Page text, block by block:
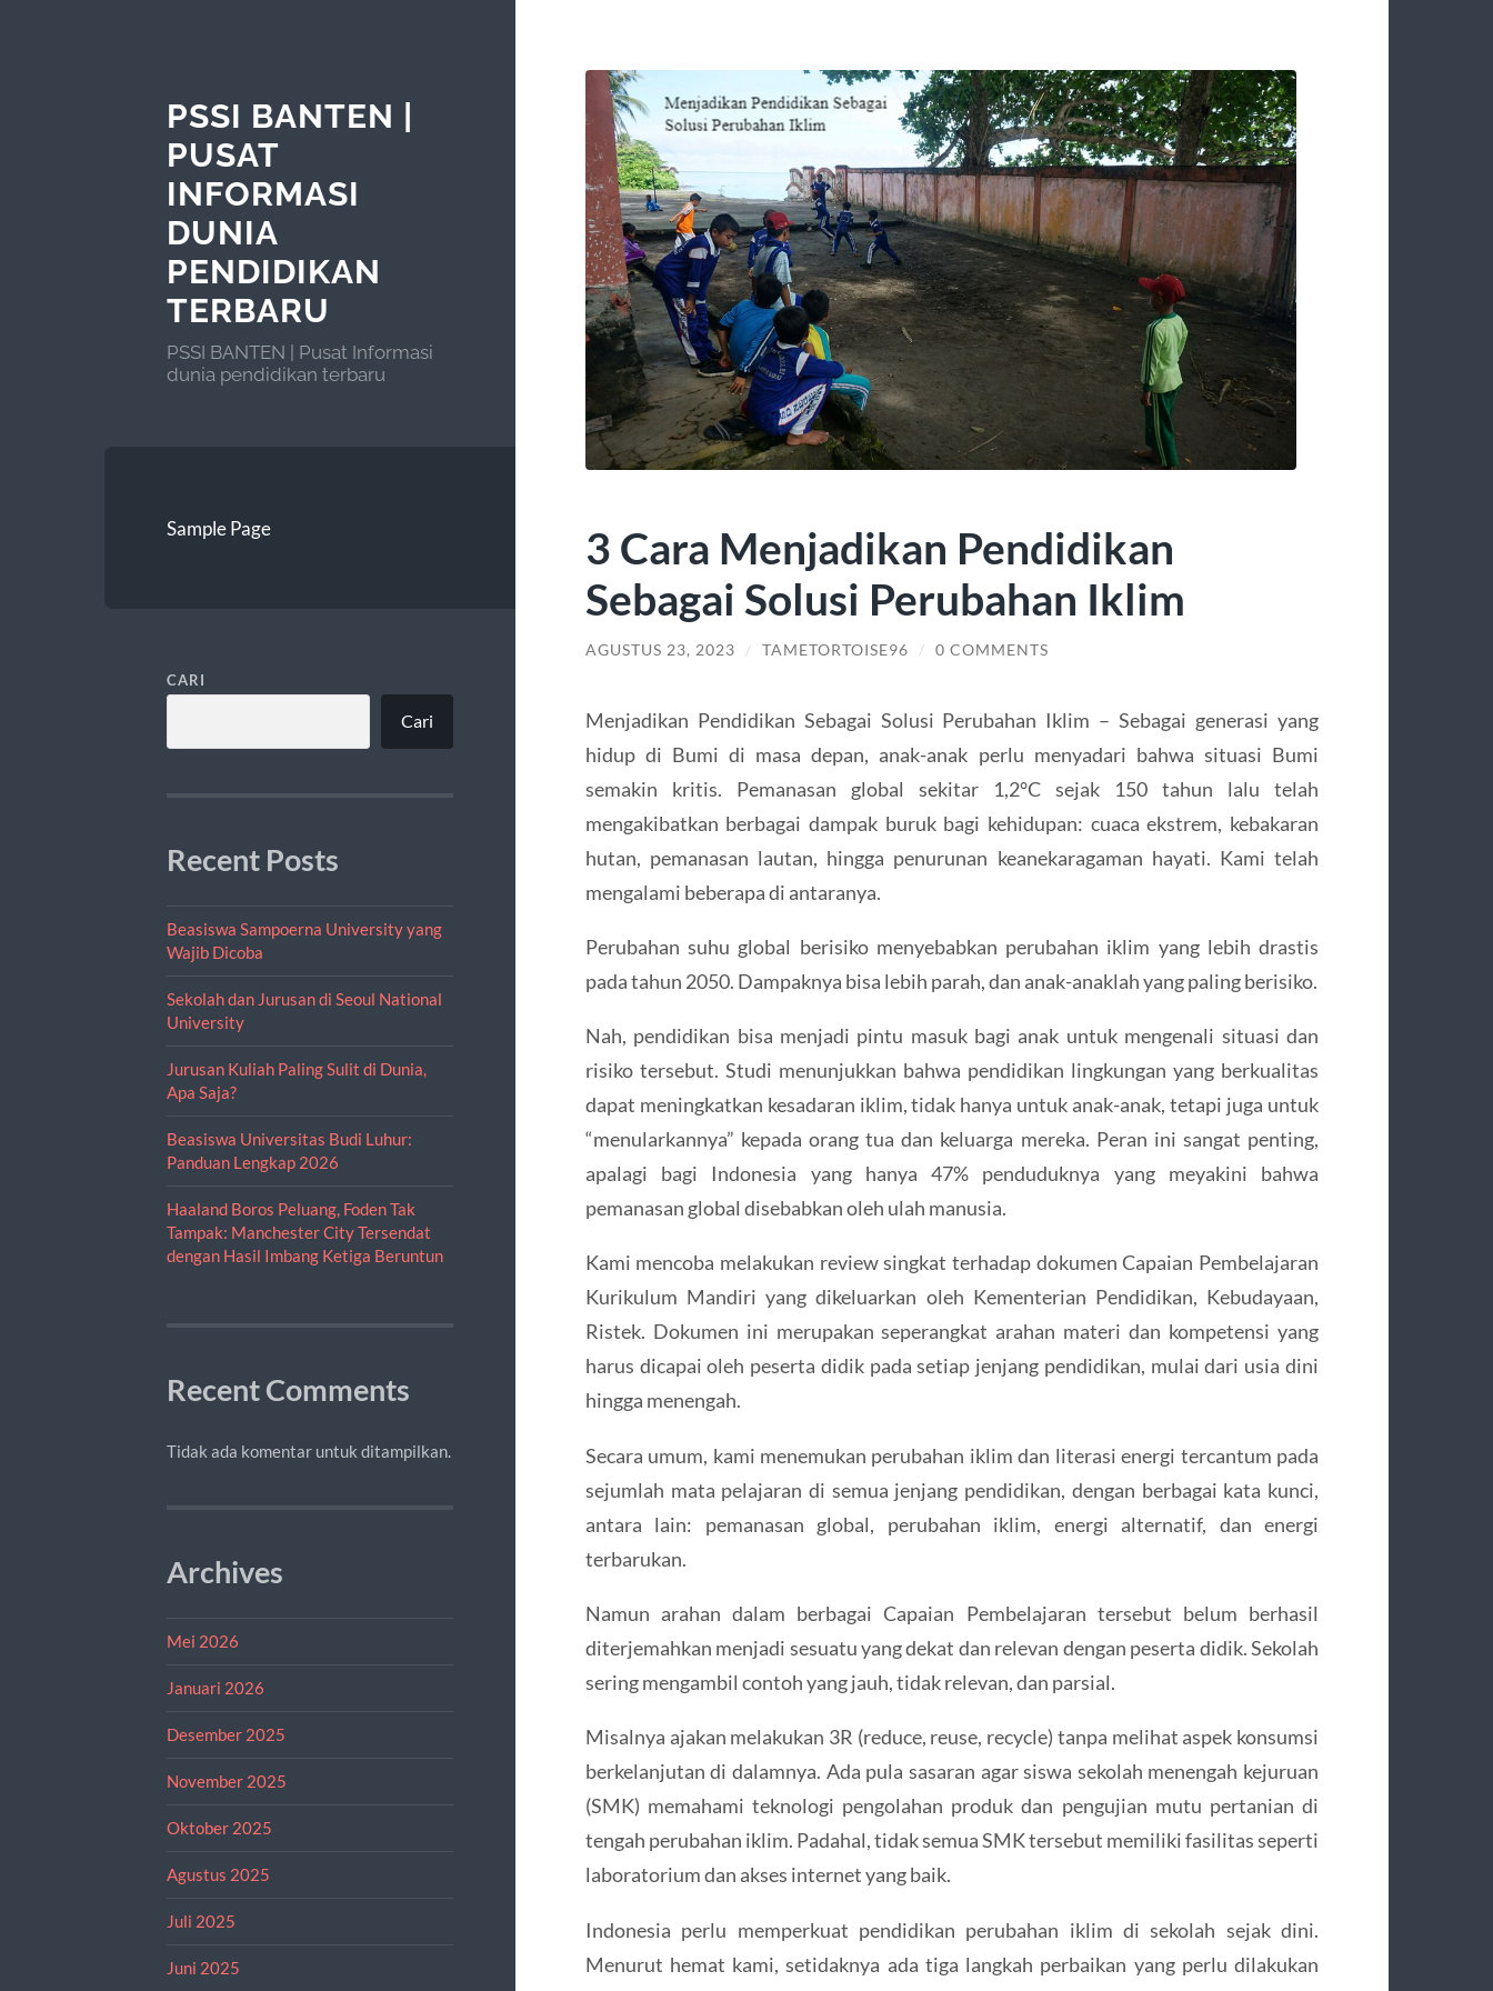
PSSI BANTEN |
PUSAT
INFORMASI
DUNIA
PENDIDIKAN
TERBARU
PSSI BANTEN | Pusat Informasi
dunia pendidikan terbaru
Sample Page
CARI
Cari
Recent Posts
Beasiswa Sampoerna University yang
Wajib Dicoba
Sekolah dan Jurusan di Seoul National
University
Jurusan Kuliah Paling Sulit di Dunia,
Apa Saja?
Beasiswa Universitas Budi Luhur:
Panduan Lengkap 2026
Haaland Boros Peluang, Foden Tak
Tampak: Manchester City Tersendat
dengan Hasil Imbang Ketiga Beruntun
Recent Comments
Tidak ada komentar untuk ditampilkan.
Archives
Mei 2026
Januari 2026
Desember 2025
November 2025
Oktober 2025
Agustus 2025
Juli 2025
Juni 2025
3 Cara Menjadikan Pendidikan
Sebagai Solusi Perubahan Iklim
AGUSTUS 23, 2023 / TAMETORTOISE96 / 0 COMMENTS
Menjadikan Pendidikan Sebagai Solusi Perubahan Iklim – Sebagai generasi yang
hidup di Bumi di masa depan, anak-anak perlu menyadari bahwa situasi Bumi
semakin kritis. Pemanasan global sekitar 1,2°C sejak 150 tahun lalu telah
mengakibatkan berbagai dampak buruk bagi kehidupan: cuaca ekstrem, kebakaran
hutan, pemanasan lautan, hingga penurunan keanekaragaman hayati. Kami telah
mengalami beberapa di antaranya.
Perubahan suhu global berisiko menyebabkan perubahan iklim yang lebih drastis
pada tahun 2050. Dampaknya bisa lebih parah, dan anak-anaklah yang paling berisiko.
Nah, pendidikan bisa menjadi pintu masuk bagi anak untuk mengenali situasi dan
risiko tersebut. Studi menunjukkan bahwa pendidikan lingkungan yang berkualitas
dapat meningkatkan kesadaran iklim, tidak hanya untuk anak-anak, tetapi juga untuk
“menularkannya” kepada orang tua dan keluarga mereka. Peran ini sangat penting,
apalagi bagi Indonesia yang hanya 47% penduduknya yang meyakini bahwa
pemanasan global disebabkan oleh ulah manusia.
Kami mencoba melakukan review singkat terhadap dokumen Capaian Pembelajaran
Kurikulum Mandiri yang dikeluarkan oleh Kementerian Pendidikan, Kebudayaan,
Ristek. Dokumen ini merupakan seperangkat arahan materi dan kompetensi yang
harus dicapai oleh peserta didik pada setiap jenjang pendidikan, mulai dari usia dini
hingga menengah.
Secara umum, kami menemukan perubahan iklim dan literasi energi tercantum pada
sejumlah mata pelajaran di semua jenjang pendidikan, dengan berbagai kata kunci,
antara lain: pemanasan global, perubahan iklim, energi alternatif, dan energi
terbarukan.
Namun arahan dalam berbagai Capaian Pembelajaran tersebut belum berhasil
diterjemahkan menjadi sesuatu yang dekat dan relevan dengan peserta didik. Sekolah
sering mengambil contoh yang jauh, tidak relevan, dan parsial.
Misalnya ajakan melakukan 3R (reduce, reuse, recycle) tanpa melihat aspek konsumsi
berkelanjutan di dalamnya. Ada pula sasaran agar siswa sekolah menengah kejuruan
(SMK) memahami teknologi pengolahan produk dan pengujian mutu pertanian di
tengah perubahan iklim. Padahal, tidak semua SMK tersebut memiliki fasilitas seperti
laboratorium dan akses internet yang baik.
Indonesia perlu memperkuat pendidikan perubahan iklim di sekolah sejak dini.
Menurut hemat kami, setidaknya ada tiga langkah perbaikan yang perlu dilakukan